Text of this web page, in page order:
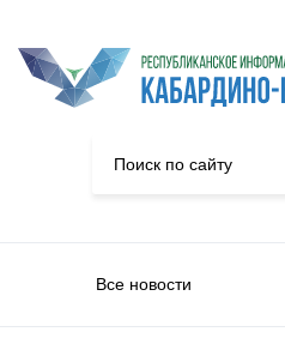
Все новости